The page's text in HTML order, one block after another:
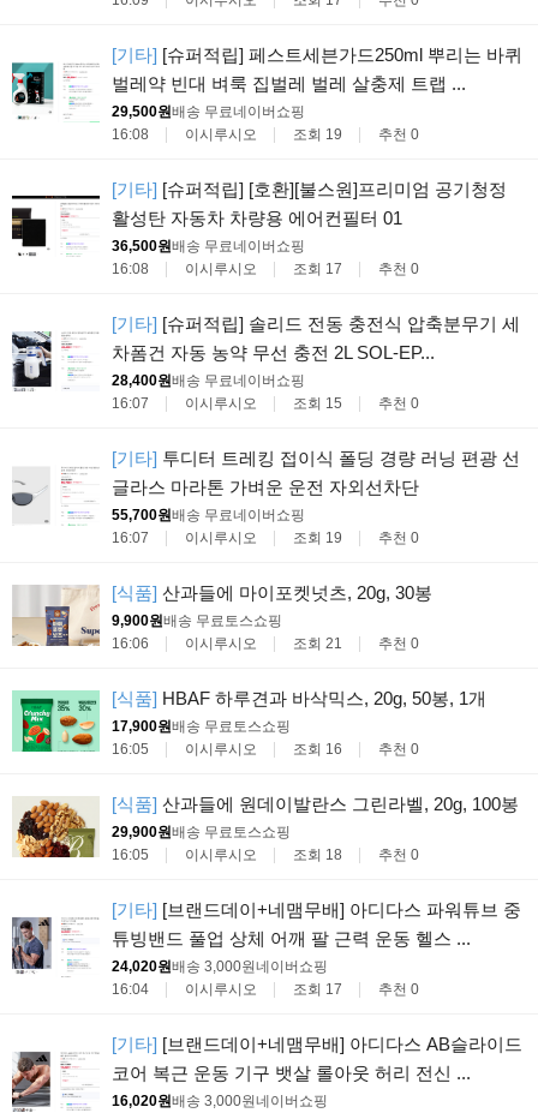
[기타] [슈퍼적립] 페스트세븐가드250ml 뿌리는 바퀴
벌레약 빈대 벼룩 집벌레 벌레 살충제 트랩 ...
29,500원배송 무료네이버쇼핑
16:08
이시루시오 조회 19 추천 0
[기타] [슈퍼적립] [호환][불스원]프리미엄 공기청정
활성탄 자동차 차량용 에어컨필터 01
36,500원배송 무료네이버쇼핑
16:08
이시루시오 조회 17 추천 0
[기타] [슈퍼적립] 솔리드 전동 충전식 압축분무기 세
차폼건 자동 농약 무선 충전 2L SOL-EP...
28,400원배송 무료네이버쇼핑
16:07
이시루시오 조회 15 추천 0
[기타] 투디터 트레킹 접이식 폴딩 경량 러닝 편광 선
글라스 마라톤 가벼운 운전 자외선차단
55,700원배송 무료네이버쇼핑
16:07
이시루시오 조회 19 추천 0
[식품] 산과들에 마이포켓넛츠, 20g, 30봉
9,900원배송 무료토스쇼핑
16:06
이시루시오 조회 21 추천 0
[식품] HBAF 하루견과 바삭믹스, 20g, 50봉, 1개
17,900원배송 무료토스쇼핑
16:05
이시루시오 조회 16 추천 0
[식품] 산과들에 원데이발란스 그린라벨, 20g, 100봉
29,900원배송 무료토스쇼핑
16:05
이시루시오 조회 18 추천 0
[기타] [브랜드데이+네맴무배] 아디다스 파워튜브 중
튜빙밴드 풀업 상체 어깨 팔 근력 운동 헬스 ...
24,020원배송 3,000원네이버쇼핑
16:04
이시루시오 조회 17 추천 0
[기타] [브랜드데이+네맴무배] 아디다스 AB슬라이드
코어 복근 운동 기구 뱃살 롤아웃 허리 전신 ...
16,020원배송 3,000원네이버쇼핑